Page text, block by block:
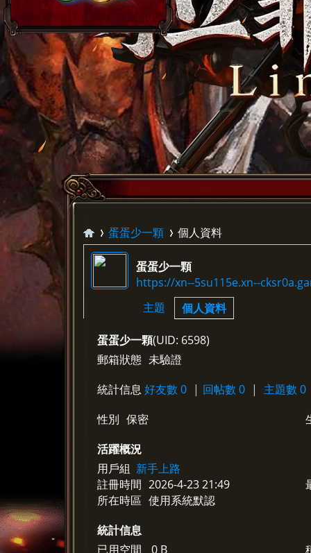
›
蛋蛋少一顆 個人資料
蛋蛋少一顆
https://xn--5su115e.xn--
主題
個人資料
蛋蛋少一顆(UID: 6598)
郵箱狀態 未驗證
統計信息 好友數 0 | 回帖數 0 |
主題數 0
性別 保密
活躍概況
用戶組 新手上路
註冊時間 2026-4-23 21:49
所在時區 使用系統默認
統計信息
已用空間
0 B